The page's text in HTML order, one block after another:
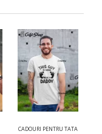
CADOURI PENTRU TATA